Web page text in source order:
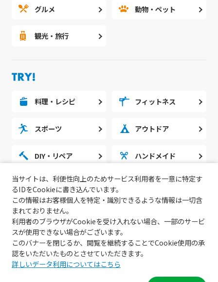
グルメ 動物・ペット
観光・旅行
料理・レシピ フィットネス
スポーツ アウトドア
DIY・リペア ハンドメイド
勉強・スタディ ノウハウ
© 2022 無料動画サイトGoody!TV.
当サイトは、利便性向上のためサービス利用者を一意に特定す
るIDをCookieに書き込んでいます。
この情報はお客様個人を特定・識別できるような情報は一切含
まれておりません。
利用者のブラウザがCookieを受け入れない場合、一部のサービ
スが使用できない場合がございます。
このバナーを閉じるか、閲覧を継続することでCookie使用の承
認をいただいたものとさせていただきます。
詳しいデータ利用についてはこちら